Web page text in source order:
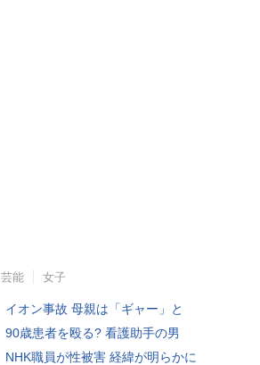
芸能 女子
イオン事故 母親は「ギャー」と
90歳患者を殴る? 看護助手の男
NHK職員が性被害 経緯が明らかに